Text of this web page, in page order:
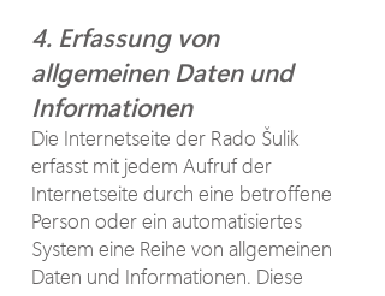
4. Erfassung von
allgemeinen Daten und
Informationen
Die Internetseite der Rado Šulik
erfasst mit jedem Aufruf der
Internetseite durch eine betroffene
Person oder ein automatisiertes
System eine Reihe von allgemeinen
Daten und Informationen. Diese